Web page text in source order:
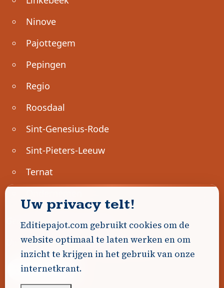
Ninove
Pajottegem
Pepingen
Regio
Roosdaal
Sint-Genesius-Rode
Sint-Pieters-Leeuw
Ternat
Geen advertenties gevonden.
Uw advertentie hier? Contacteer ons!
Word Partner!
Uw privacy telt!
Editiepajot.com gebruikt cookies om de
website optimaal te laten werken en om
inzicht te krijgen in het gebruik van onze
internetkrant.